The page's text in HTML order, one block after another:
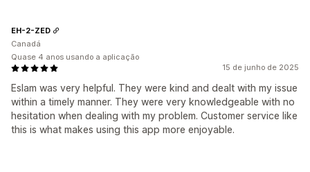
15 de junho de 2025
Eslam was very helpful. They were kind and dealt with my issue
within a timely manner. They were very knowledgeable with no
hesitation when dealing with my problem. Customer service like
this is what makes using this app more enjoyable.
EH-2-ZED
Canadá
Quase 4 anos usando a aplicação